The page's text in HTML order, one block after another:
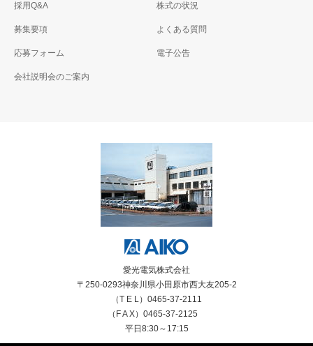
採用Q&A
募集要項
応募フォーム
会社説明会のご案内
株式の状況
よくある質問
電子公告
愛光電気株式会社
〒250-0293神奈川県小田原市西大友205-2
（T E L）0465-37-2111
（F A X）0465-37-2125
平日8:30～17:15